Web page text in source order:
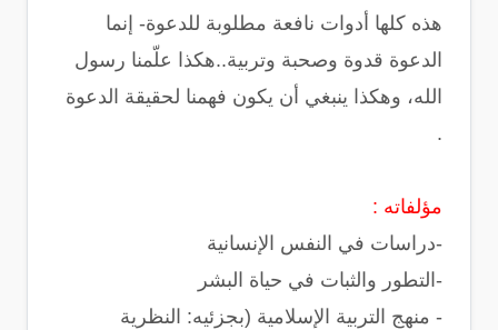
هذه كلها أدوات نافعة مطلوبة للدعوة- إنما
الدعوة قدوة وصحبة وتربية..هكذا علّمنا رسول
الله، وهكذا ينبغي أن يكون فهمنا لحقيقة الدعوة
.
مؤلفاته :
-دراسات في النفس الإنسانية
-التطور والثبات في حياة البشر
- منهج التربية الإسلامية (بجزئيه: النظرية